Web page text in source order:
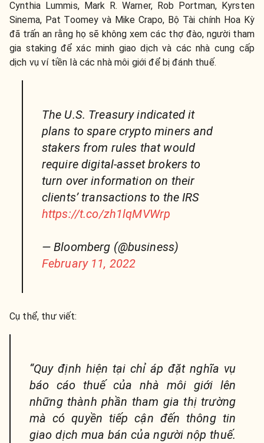
Cynthia Lummis, Mark R. Warner, Rob Portman, Kyrsten
Sinema, Pat Toomey và Mike Crapo, Bộ Tài chính Hoa Kỳ
đã trấn an rằng họ sẽ không xem các thợ đào, người tham
gia staking để xác minh giao dịch và các nhà cung cấp
dịch vụ ví tiền là các nhà môi giới để bị đánh thuế.
The U.S. Treasury indicated it
plans to spare crypto miners and
stakers from rules that would
require digital-asset brokers to
turn over information on their
clients’ transactions to the IRS
https://t.co/zh1lqMVWrp
— Bloomberg (@business)
February 11, 2022
Cụ thể, thư viết:
“Quy định hiện tại chỉ áp đặt nghĩa vụ
báo cáo thuế của nhà môi giới lên
những thành phần tham gia thị trường
mà có quyền tiếp cận đến thông tin
giao dịch mua bán của người nộp thuế.